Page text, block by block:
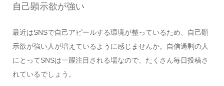
自己顕示欲が強い
最近はSNSで自己アピールする環境が整っているため、自己顕
示欲が強い人が増えているように感じませんか。自信過剰の人
にとってSNSは一躍注目される場なので、たくさん毎日投稿さ
れているでしょう。